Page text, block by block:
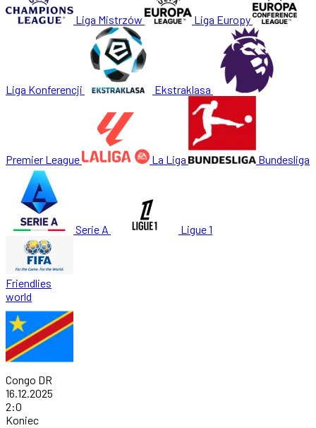
Liga Mistrzów Liga Europy
Liga Konferencji Ekstraklasa
Premier League La Liga Bundesliga
Serie A Ligue 1
Friendlies
world
Congo DR
16.12.2025
2:0
Koniec